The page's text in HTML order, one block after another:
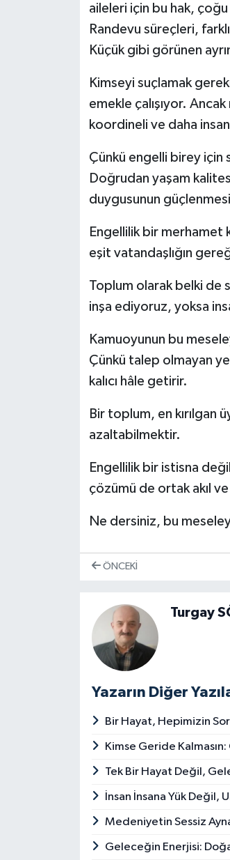
aileleri için bu hak,
Randevu süreçleri,
Küçük gibi görünen
Kimseyi suçlamak
emekle çalışıyor.
koordineli ve daha
Çünkü engelli birey için
Doğrudan yaşam
duygusunun
Engellilik bir merhamet
eşit vatandaşlığın
Toplum olarak belki de
inşa ediyoruz, yoksa
Kamuoyunun bu
Çünkü talep olmayan
kalıcı hâle getirir.
Bir toplum, en kırılgan
azaltabilmektir.
Engellilik bir istisna
çözümü de ortak akıl
Ne dersiniz, bu
ÖNCEKI
Turgay
Yazarın Diğer
Bir Hayat, Hepimizin
Kimse Geride Kalmasın:
Tek Bir Hayat Değil,
İnsan İnsana Yük Değil,
Medeniyetin Sessiz
Geleceğin Enerjisi: